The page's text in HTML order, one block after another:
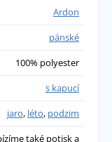
Ardon
pánské
100% polyester
s kapucí
jaro, léto, podzim
také potisk a